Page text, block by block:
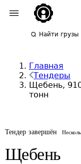
Найти грузы
Главная
Тендеры
Щебень,
тонн
Тендер завершён
Щебень